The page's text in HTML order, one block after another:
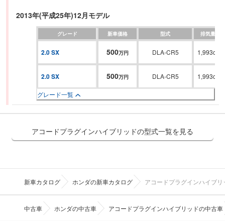
2013年(平成25年)12月モデル
グレード 新車価格 型式 排気量
2.0 SX 500万円 DLA-CR5 1,993cc
2.0 SX 500万円 DLA-CR5 1,993cc
グレード一覧
アコードプラグインハイブリッドの型式一覧を見る
新車カタログ ホンダの新車カタログ アコードプラグインハイブ
中古車 ホンダの中古車 アコードプラグインハイブリッドの中古車